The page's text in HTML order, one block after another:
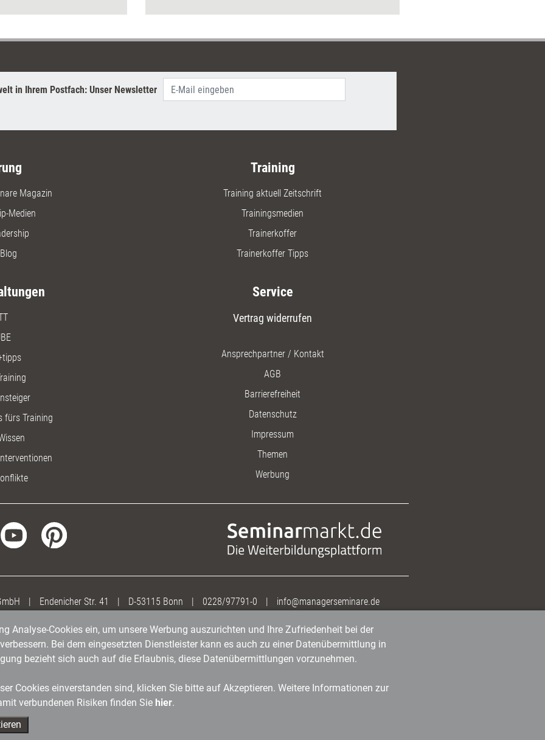
wollen sie unterstützen,
fördern. Training aktuell hat
in Ihrem Postfach: Unser Newsletter
Magazin
Medien
Training
Training aktuell Zeitschrift
Trainingsmedien
Trainerkoffer
Trainerkoffer Tipps
fürs Training
Service
Vertrag widerrufen
Ansprechpartner / Kontakt
AGB
Barrierefreiheit
Datenschutz
Impressum
Themen
Werbung
| Endenicher Str. 41 | D-53115 Bonn | 0228/97791-0 | info@managerseminare.de
Analyse-Cookies ein, um unsere Werbung auszurichten und Ihre Zufriedenheit bei der
Bei dem eingesetzten Dienstleister kann es auch zu einer Datenübermittlung in
bezieht sich auch auf die Erlaubnis, diese Datenübermittlungen vorzunehmen.
Cookies einverstanden sind, klicken Sie bitte auf Akzeptieren. Weitere Informationen zur
verbundenen Risiken finden Sie hier.